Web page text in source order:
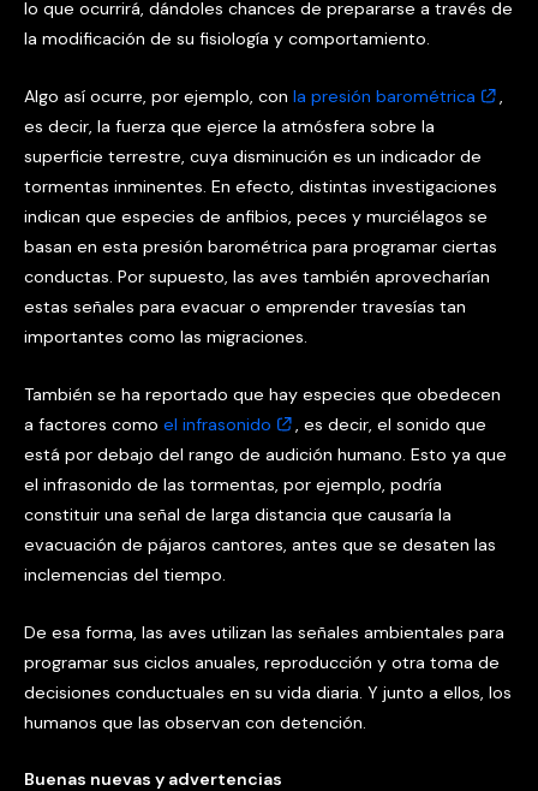
lo que ocurrirá, dándoles chances de prepararse a través de
la modificación de su fisiología y comportamiento.
Algo así ocurre, por ejemplo, con la presión barométrica
,
es decir, la fuerza que ejerce la atmósfera sobre la
superficie terrestre, cuya disminución es un indicador de
tormentas inminentes. En efecto, distintas investigaciones
indican que especies de anfibios, peces y murciélagos se
basan en esta presión barométrica para programar ciertas
conductas. Por supuesto, las aves también aprovecharían
estas señales para evacuar o emprender travesías tan
importantes como las migraciones.
También se ha reportado que hay especies que obedecen
a factores como el infrasonido
, es decir, el sonido que
está por debajo del rango de audición humano. Esto ya que
el infrasonido de las tormentas, por ejemplo, podría
constituir una señal de larga distancia que causaría la
evacuación de pájaros cantores, antes que se desaten las
inclemencias del tiempo.
De esa forma, las aves utilizan las señales ambientales para
programar sus ciclos anuales, reproducción y otra toma de
decisiones conductuales en su vida diaria. Y junto a ellos, los
humanos que las observan con detención.
Buenas nuevas y advertencias